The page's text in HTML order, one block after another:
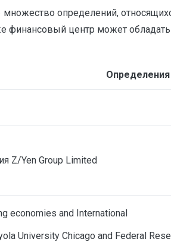
определений,
финансовый центр может обладать
Z/Yen Group Limited
economies and International
University Chicago and Federal